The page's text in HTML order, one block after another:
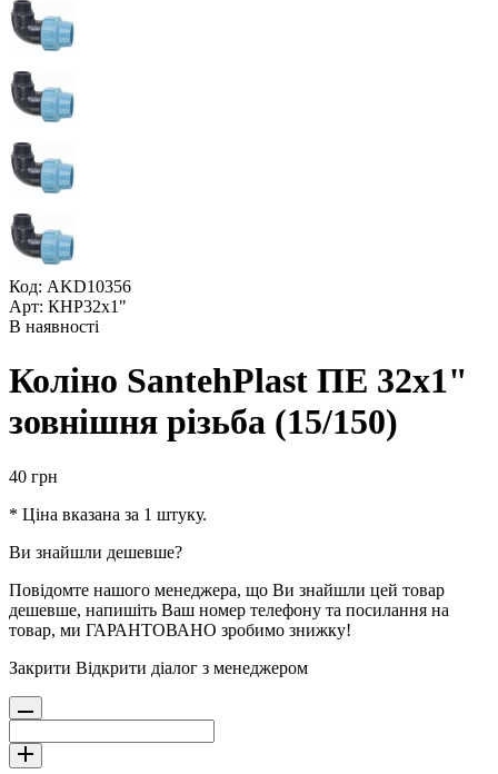
Код: AKD10356
Арт: КНР32x1"
В наявності
Коліно SantehPlast ПЕ 32x1"
зовнішня різьба (15/150)
40 грн
* Ціна вказана за 1 штуку.
Ви знайшли дешевше?
Повідомте нашого менеджера, що Ви знайшли цей товар
дешевше, напишіть Ваш номер телефону та посилання на
товар, ми ГАРАНТОВАНО зробимо знижку!
Закрити Відкрити діалог з менеджером